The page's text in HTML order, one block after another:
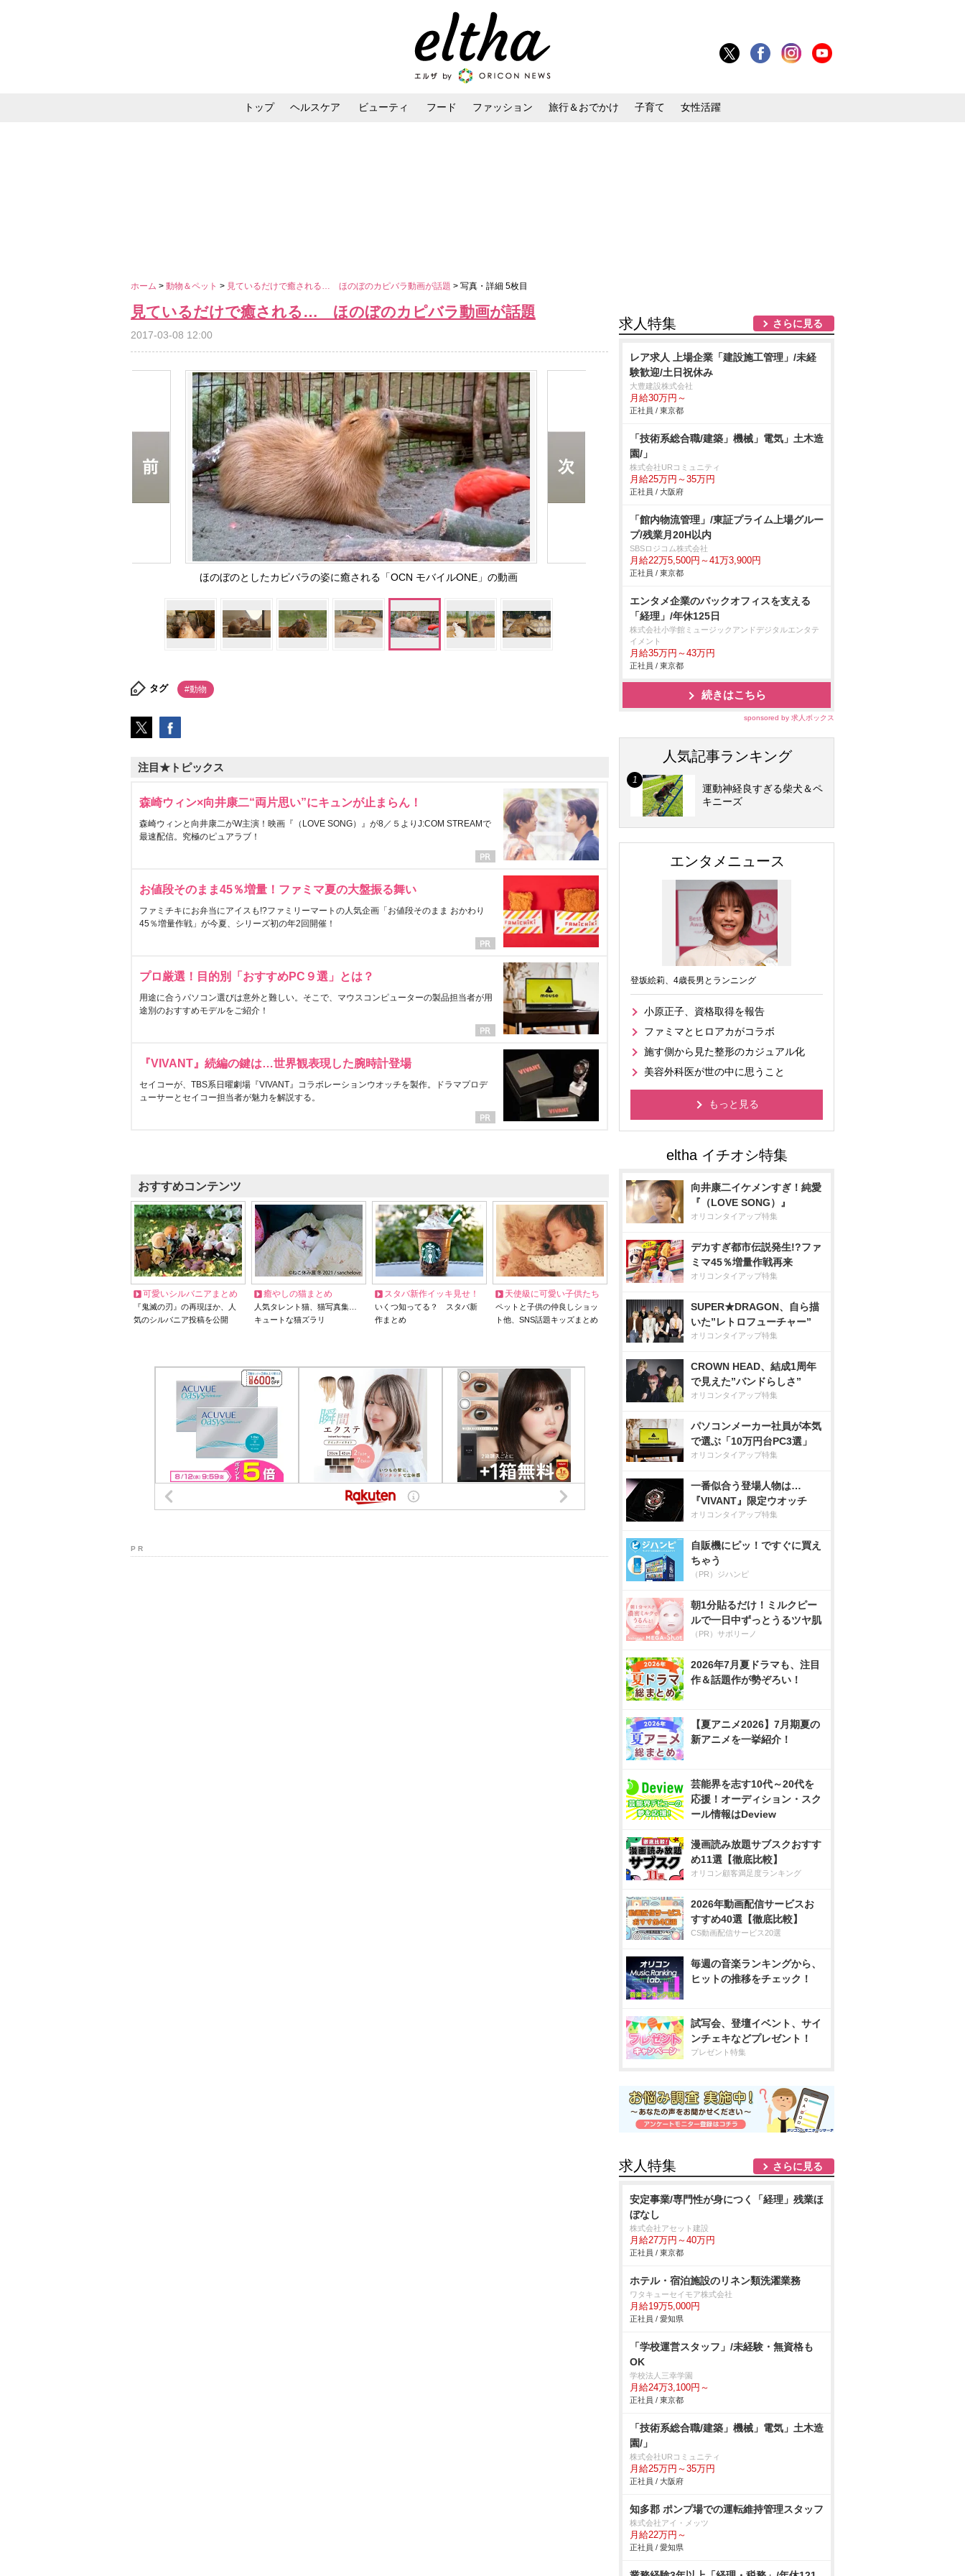
トップ ヘルスケア ビューティ フード ファッション 旅行＆おでかけ 子育て 女性活躍
ホーム > 動物＆ペット > 見ているだけで癒される… ほのぼのカピバラ動画が話題 > 写真・詳細 5枚目
見ているだけで癒される… ほのぼのカピバラ動画が話題
2017-03-08 12:00
ほのぼのとしたカピバラの姿に癒される「OCN モバイルONE」の動画
タグ #動物
注目★トピックス
森崎ウィン×向井康二“両片思い”にキュンが止まらん！
森崎ウィンと向井康二がW主演！映画『（LOVE SONG）』が8／５よりJ:COM STREAMで
最速配信。究極のピュアラブ！
お値段そのまま45％増量！ファミマ夏の大盤振る舞い
ファミチキにお弁当にアイスも!?ファミリーマートの人気企画「お値段そのまま おかわり
45％増量作戦」が今夏、シリーズ初の年2回開催！
プロ厳選！目的別「おすすめPC９選」とは？
用途に合うパソコン選びは意外と難しい。そこで、マウスコンピューターの製品担当者が用
途別のおすすめモデルをご紹介！
『VIVANT』続編の鍵は…世界観表現した腕時計登場
セイコーが、TBS系日曜劇場『VIVANT』コラボレーションウオッチを製作。ドラマプロデ
ューサーとセイコー担当者が魅力を解説する。
おすすめコンテンツ
可愛いシルバニアまとめ
『鬼滅の刃』の再現ほか、人
気のシルバニア投稿を公開
癒やしの猫まとめ
人気タレント猫、猫写真集…
キュートな猫ズラリ
スタバ新作イッキ見せ！
いくつ知ってる？ スタバ新
作まとめ
天使級に可愛い子供たち
ペットと子供の仲良しショッ
ト他、SNS話題キッズまとめ
P R
求人特集 さらに見る
レア求人 上場企業「建設施工管理」/未経
験歓迎/土日祝休み
大豊建設株式会社
月給30万円～
正社員 / 東京都
「技術系総合職/建築」機械」電気」土木造
園/」
株式会社URコミュニティ
月給25万円～35万円
正社員 / 大阪府
「館内物流管理」/東証プライム上場グルー
プ/残業月20H以内
SBSロジコム株式会社
月給22万5,500円～41万3,900円
正社員 / 東京都
エンタメ企業のバックオフィスを支える
「経理」/年休125日
株式会社小学館ミュージックアンドデジタルエンタテ
イメント
月給35万円～43万円
正社員 / 東京都
続きはこちら
sponsored by 求人ボックス
人気記事ランキング
運動神経良すぎる柴犬＆ペ
キニーズ
エンタメニュース
登坂絵莉、4歳長男とランニング
小原正子、資格取得を報告
ファミマとヒロアカがコラボ
施す側から見た整形のカジュアル化
美容外科医が世の中に思うこと
もっと見る
向井康二イケメンすぎ！純愛
『（LOVE SONG）』
オリコンタイアップ特集
デカすぎ都市伝説発生!?ファ
ミマ45％増量作戦再来
オリコンタイアップ特集
SUPER★DRAGON、自ら描
いた”レトロフューチャー”
オリコンタイアップ特集
CROWN HEAD、結成1周年
で見えた”バンドらしさ”
オリコンタイアップ特集
パソコンメーカー社員が本気
で選ぶ「10万円台PC3選」
オリコンタイアップ特集
一番似合う登場人物は…
『VIVANT』限定ウオッチ
オリコンタイアップ特集
自販機にピッ！ですぐに買え
ちゃう
（PR）ジハンピ
朝1分貼るだけ！ミルクピー
ルで一日中ずっとうるツヤ肌
（PR）サボリーノ
2026年7月夏ドラマも、注目
作＆話題作が勢ぞろい！
【夏アニメ2026】7月期夏の
新アニメを一挙紹介！
芸能界を志す10代～20代を
応援！オーディション・スク
ール情報はDeview
漫画読み放題サブスクおすす
め11選【徹底比較】
オリコン顧客満足度ランキング
2026年動画配信サービスお
すすめ40選【徹底比較】
CS動画配信サービス20選
毎週の音楽ランキングから、
ヒットの推移をチェック！
試写会、登壇イベント、サイ
ンチェキなどプレゼント！
プレゼント特集
求人特集 さらに見る
安定事業/専門性が身につく「経理」残業ほ
ぼなし
株式会社アセット建設
月給27万円～40万円
正社員 / 東京都
ホテル・宿泊施設のリネン類洗濯業務
ワタキューセイモア株式会社
月給19万5,000円
正社員 / 愛知県
「学校運営スタッフ」/未経験・無資格も
OK
学校法人三幸学園
月給24万3,100円～
正社員 / 東京都
「技術系総合職/建築」機械」電気」土木造
園/」
株式会社URコミュニティ
月給25万円～35万円
正社員 / 大阪府
知多郡 ポンプ場での運転維持管理スタッフ
株式会社アイ・メッツ
月給22万円～
正社員 / 愛知県